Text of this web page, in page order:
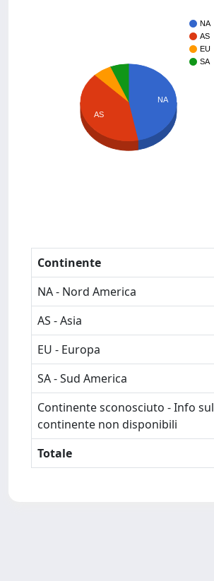
NA
AS
EU
SA
NA
AS
Continente
NA - Nord America
AS - Asia
EU - Europa
SA - Sud America
Continente sconosciuto - Info sul
continente non disponibili
Totale